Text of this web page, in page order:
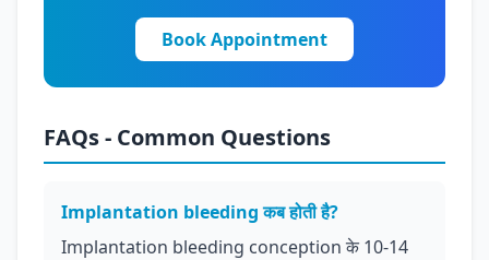
Book Appointment
FAQs - Common Questions
Implantation bleeding कब होती है?
Implantation bleeding conception के 10-14